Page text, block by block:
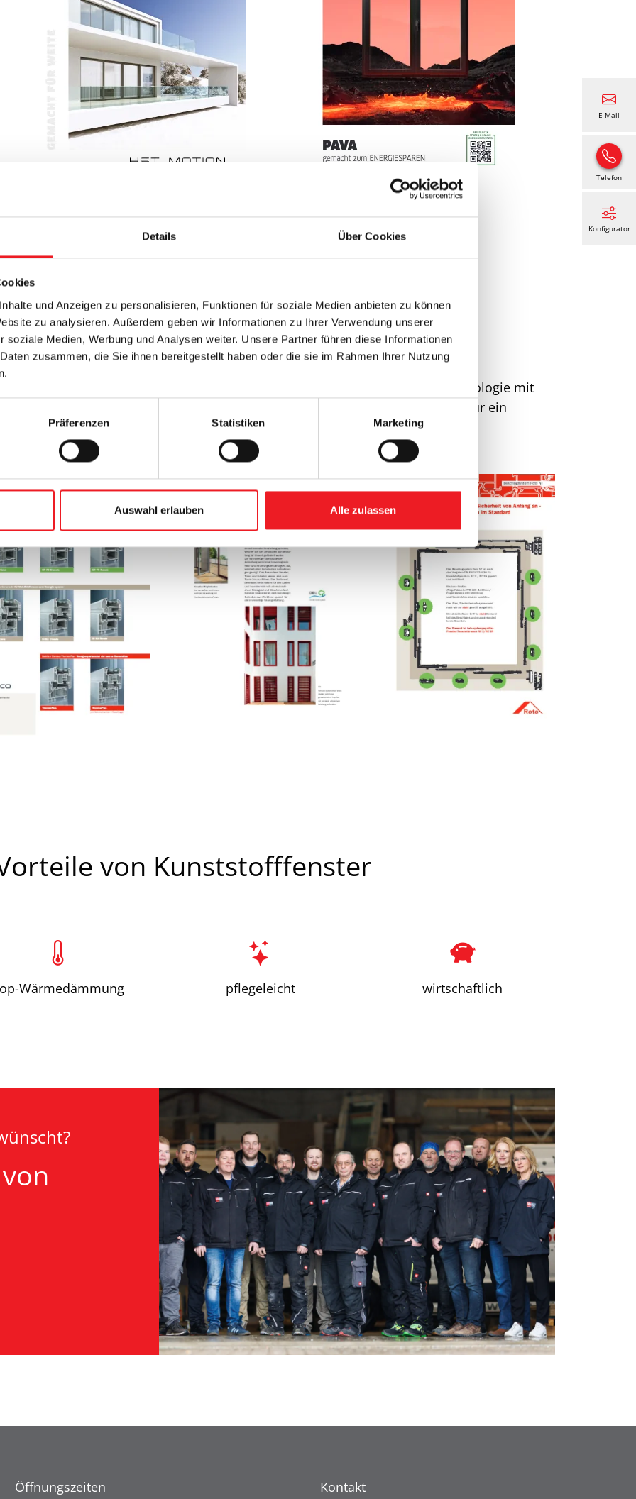
Details Über Cookies
und Anzeigen zu personalisieren, Funktionen für soziale Medien anbieten zu können
zu analysieren. Außerdem geben wir Informationen zu Ihrer Verwendung unserer
soziale Medien, Werbung und Analysen weiter. Unsere Partner führen diese Informationen
zusammen, die Sie ihnen bereitgestellt haben oder die sie im Rahmen Ihrer Nutzung
Präferenzen Statistiken Marketing
Auswahl erlauben Alle zulassen
Niveau. Kunststofffenster von Schüco vereinen modernste Energiespar-Technologie mit
durchdachter Profilsysteme und integrierter Lüftungslösungen sorgen sie für ein
und langlebige Sicherheit in jedem Raum.
von Kunststofffenster
Wärmedämmung pflegeleicht wirtschaftlich
Öffnungszeiten
Kontakt
E-Mail
Telefon
Konfigurator